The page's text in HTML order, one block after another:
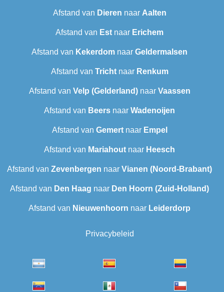
Afstand van Dieren naar Aalten
Afstand van Est naar Erichem
Afstand van Kekerdom naar Geldermalsen
Afstand van Trichtnaar Renkum
Afstand van Velp (Gelderland)naar Vaassen
Afstand van Beers naar Wadenoijen
Afstand van Gemertnaar Empel
Afstand van Mariahout naar Heesch
Afstand van Zevenbergen naar Vianen (Noord-Brabant)
Afstand van Den Haag naar Den Hoorn (Zuid-Holland)
Afstand van Nieuwenhoorn naar Leiderdorp
Privacybeleid